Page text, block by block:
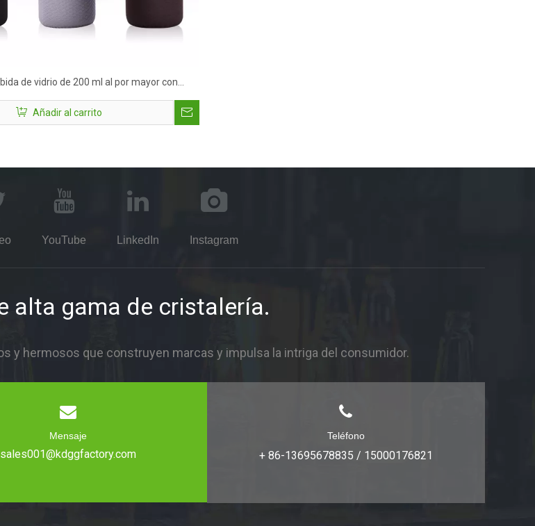
de vidrio de 200 ml al por mayor con
Añadir al carrito
YouTube LinkedIn Instagram
alta gama de cristalería.
y hermosos que construyen marcas y impulsa la intriga del consumidor.
Mensaje
sales001@kdggfactory.com
Teléfono
+ 86-13695678835 / 15000176821